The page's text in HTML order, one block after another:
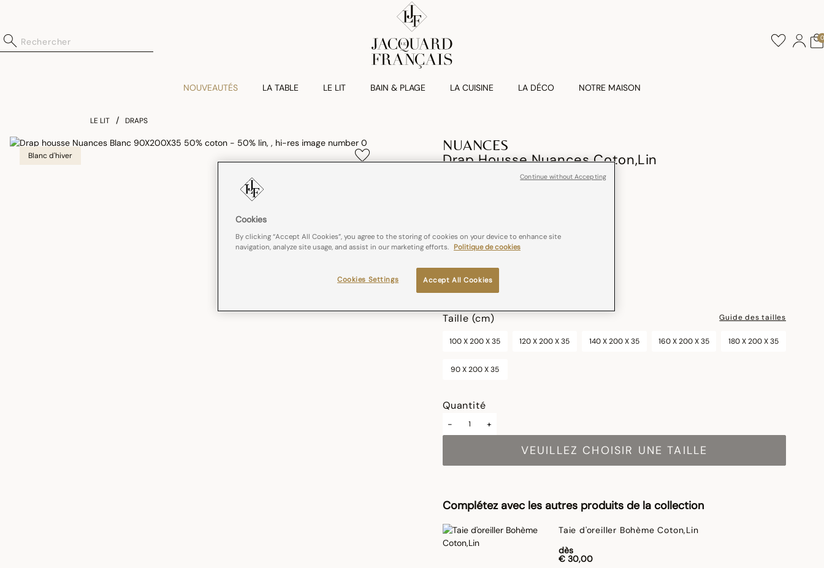
0
NOUVEAUTÉS LA TABLE LE LIT BAIN & PLAGE LA CUISINE LA DÉCO NOTRE MAISON
LE LIT DRAPS
Blanc d'hiver
NUANCES
Drap Housse Nuances Coton,Lin
Couleurs :Blanc
sélectionné
Taille (cm) Guide des tailles
100 X 200 X 35 120 X 200 X 35 140 X 200 X 35 160 X 200 X 35 180 X 200 X 35
90 X 200 X 35
Quantité
- +
VEUILLEZ CHOISIR UNE TAILLE
Complétez avec les autres produits de la collection
Taie d'oreiller Bohème Coton,Lin
dès
€ 30,00
Cookies
By clicking “Accept All Cookies”, you agree to the storing of cookies on your device to enhance site
navigation, analyze site usage, and assist in our marketing efforts. Politique de cookies
Accept All Cookies
Cookies Settings
Continue without Accepting